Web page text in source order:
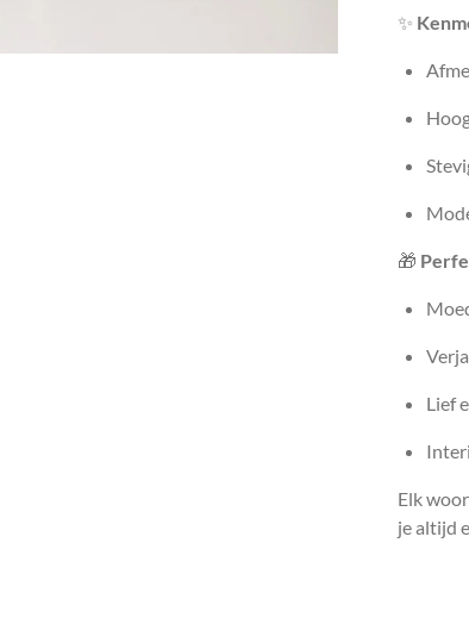
✨
🎁
Lief
Elk
je altijd